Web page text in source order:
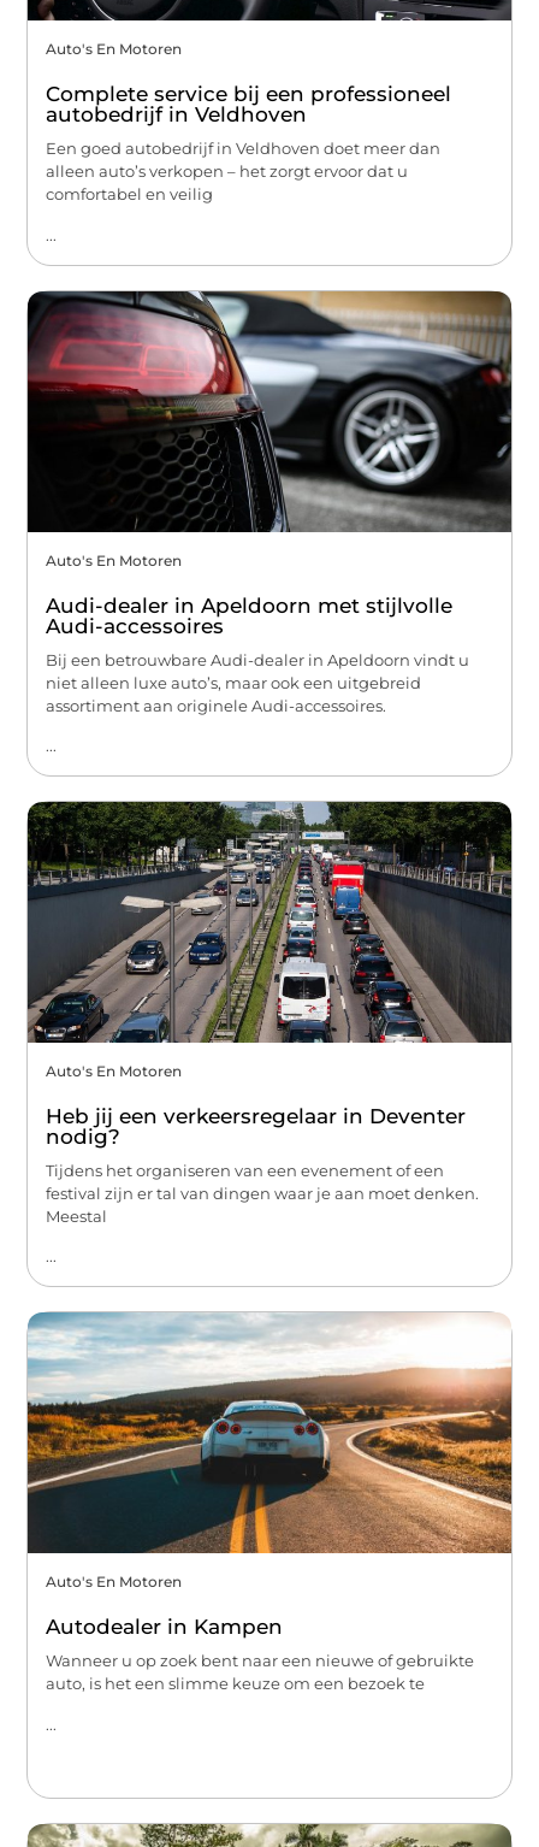
Auto's En Motoren
Complete service bij een professioneel
autobedrijf in Veldhoven
Een goed autobedrijf in Veldhoven doet meer dan
alleen auto’s verkopen – het zorgt ervoor dat u
comfortabel en veilig
...
Auto's En Motoren
Audi-dealer in Apeldoorn met stijlvolle
Audi-accessoires
Bij een betrouwbare Audi-dealer in Apeldoorn vindt u
niet alleen luxe auto’s, maar ook een uitgebreid
assortiment aan originele Audi-accessoires.
...
Auto's En Motoren
Heb jij een verkeersregelaar in Deventer
nodig?
Tijdens het organiseren van een evenement of een
festival zijn er tal van dingen waar je aan moet denken.
Meestal
...
Auto's En Motoren
Autodealer in Kampen
Wanneer u op zoek bent naar een nieuwe of gebruikte
auto, is het een slimme keuze om een bezoek te
...